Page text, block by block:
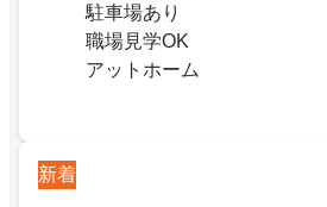
駐車場あり
職場見学OK
アットホーム
新着